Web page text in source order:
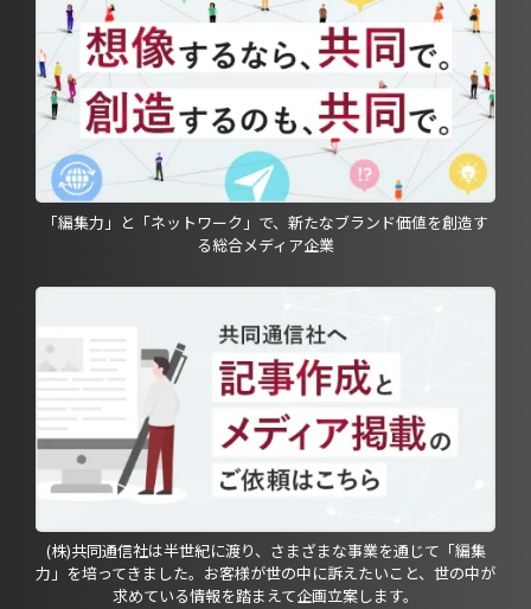
「編集力」と「ネットワーク」で、新たなブランド価値を創造す
る総合メディア企業
(株)共同通信社は半世紀に渡り、さまざまな事業を通じて「編集
力」を培ってきました。お客様が世の中に訴えたいこと、世の中が
求めている情報を踏まえて企画立案します。